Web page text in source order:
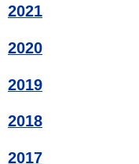
2021
2020
2019
2018
2017